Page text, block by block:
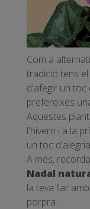
Com a
tradició tens el
d'afegir un toc
prefereixes
Aquestes
l'hivern i a la
un toc
A més,
Nadal
la teva llar
porpra.